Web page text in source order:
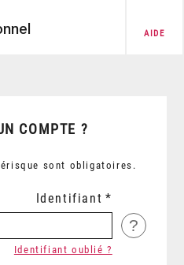
AIDE
COMPTE ?
sont obligatoires.
Identifiant
?
Identifiant oublié ?